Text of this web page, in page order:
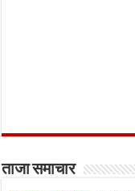
ताजा समाचार